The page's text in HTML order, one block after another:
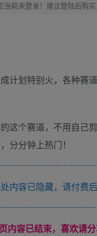
当前未登录！建议登陆后购
计划特别火，各种赛
这个赛道，不用自己
分分钟上热门！
内容已隐藏，请付费
内容已结束，喜欢请